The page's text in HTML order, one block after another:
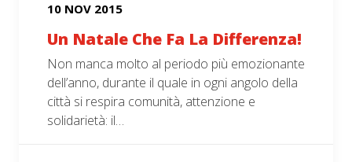
10 NOV 2015
Un Natale Che Fa La Differenza!
Non manca molto al periodo più emozionante
dell’anno, durante il quale in ogni angolo della
città si respira comunità, attenzione e
solidarietà: il…